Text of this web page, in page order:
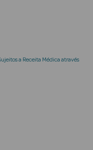
a Receita Médica através